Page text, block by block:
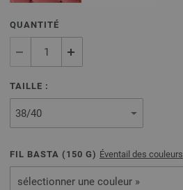
QUANTITÉ
TAILLE :
FIL BASTA ( 150 G) Éventail des couleurs
sélectionner une couleur »